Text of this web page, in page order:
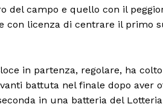
del campo e quello con il
con licenza di centrare il primo
in partenza, regolare, ha
battuta nel finale dopo aver
in una batteria del